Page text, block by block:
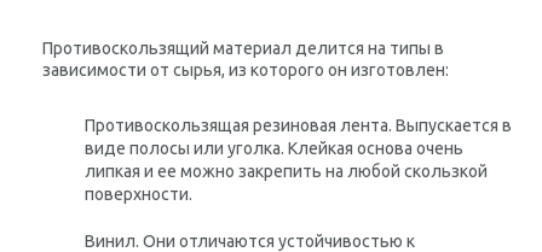
Противоскользящий материал делится на типы в
зависимости от сырья, из которого он изготовлен:
Противоскользящая резиновая лента. Выпускается в
виде полосы или уголка. Клейкая основа очень
липкая и ее можно закрепить на любой скользкой
поверхности.
Винил. Они отличаются устойчивостью к